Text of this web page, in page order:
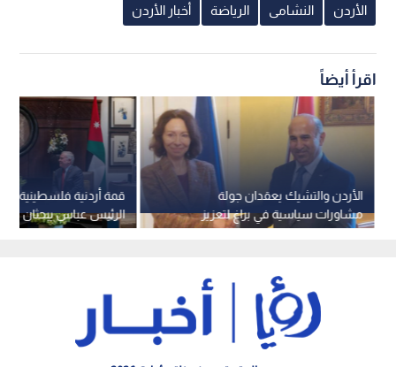
الأردن النشامى الرياضة أخبار الأردن
اقرأ أيضاً
الرئيس عباس يبحثان
الحقوق العادلة
الأردن والتشيك يعقدان جولة
مشاورات سياسية في براغ لتعزيز
التعاون الثنائي